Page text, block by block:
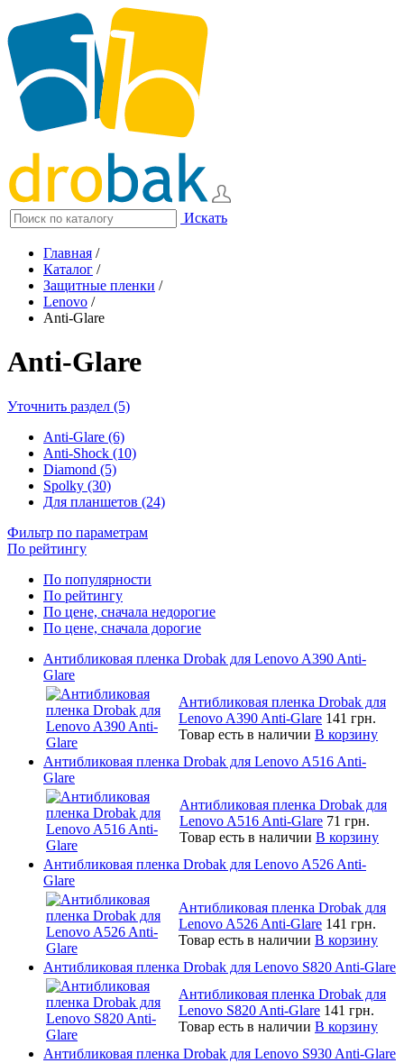
Искать
Главная /
Каталог /
Защитные пленки /
Lenovo /
Anti-Glare
Anti-Glare
Уточнить раздел (5)
Anti-Glare (6)
Anti-Shock (10)
Diamond (5)
Spolky (30)
Для планшетов (24)
Фильтр по параметрам
По рейтингу
По популярности
По рейтингу
По цене, сначала недорогие
По цене, сначала дорогие
Антибликовая пленка Drobak для Lenovo A390 Anti-
Glare
Антибликовая пленка Drobak для
Lenovo A390 Anti-Glare 141 грн.
Товар есть в наличии В корзину
Антибликовая пленка Drobak для Lenovo A516 Anti-
Glare
Антибликовая пленка Drobak для
Lenovo A516 Anti-Glare 71 грн.
Товар есть в наличии В корзину
Антибликовая пленка Drobak для Lenovo A526 Anti-
Glare
Антибликовая пленка Drobak для
Lenovo A526 Anti-Glare 141 грн.
Товар есть в наличии В корзину
Антибликовая пленка Drobak для Lenovo S820 Anti-Glare
Антибликовая пленка Drobak для
Lenovo S820 Anti-Glare 141 грн.
Товар есть в наличии В корзину
Антибликовая пленка Drobak для Lenovo S930 Anti-Glare